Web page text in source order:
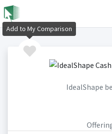
IdealShape
Add to My Comparison